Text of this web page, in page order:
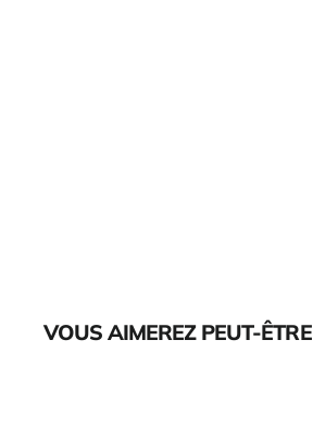
VOUS AIMEREZ PEUT-ÊTRE